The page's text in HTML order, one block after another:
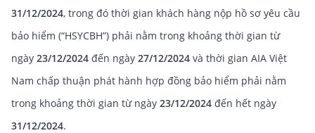
31/12/2024, trong đó thời gian khách hàng nộp hồ sơ yêu cầu
bảo hiểm (“HSYCBH”) phải nằm trong khoảng thời gian từ
ngày 23/12/2024 đến ngày 27/12/2024 và thời gian AIA Việt
Nam chấp thuận phát hành hợp đồng bảo hiểm phải nằm
trong khoảng thời gian từ ngày 23/12/2024 đến hết ngày
31/12/2024.